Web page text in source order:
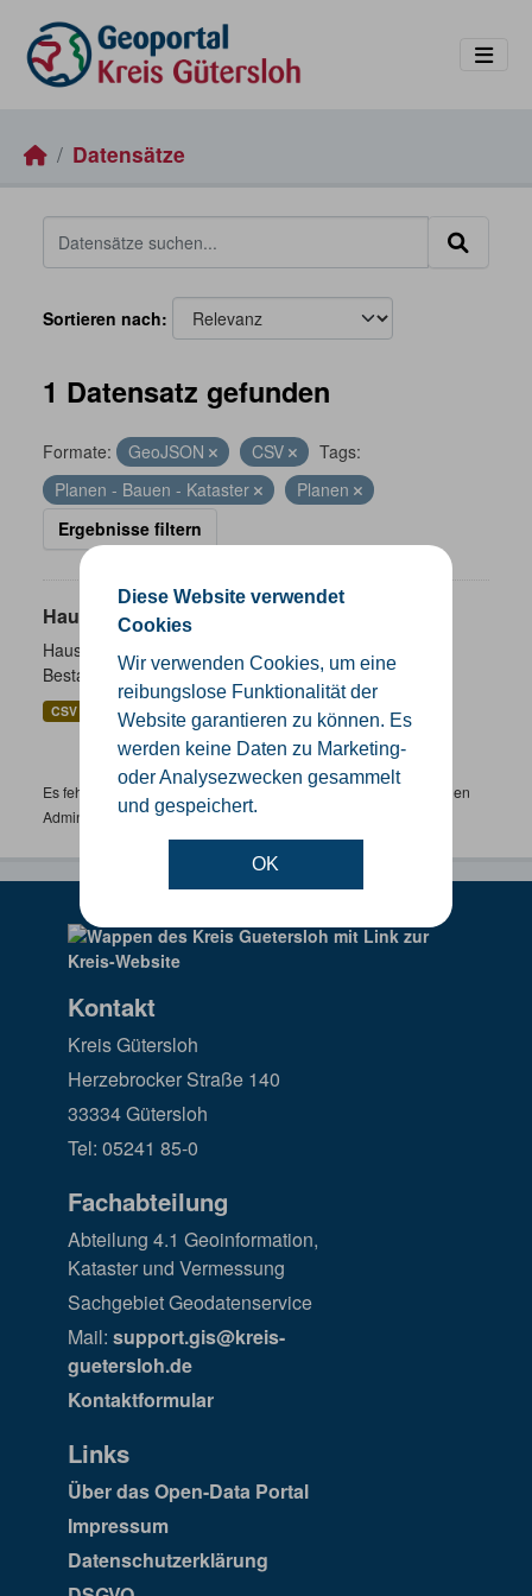
Diese Website verwendet
Cookies
Wir verwenden Cookies, um eine
reibungslose Funktionalität der
Website garantieren zu können. Es
werden keine Daten zu Marketing-
oder Analysezwecken gesammelt
und gespeichert.
OK
Datensätze
Sortieren nach
1 Datensatz gefunden
Formate: GeoJSON CSV
Tags:
Planen - Bauen - Kataster
Planen
Ergebnisse filtern
Hausnummernkoordinaten
Hausnummernkoordinaten abgeleitet aus dem ALKIS-
Bestand
CSV GeoJSON
Es fehlen spezifische Datensätze? Wenden Sie sich bitte an einen
Administrator unter:support.gis@kreis-guetersloh.de
Kontakt
Kreis Gütersloh
Herzebrocker Straße 140
33334 Gütersloh
Tel: 05241 85-0
Fachabteilung
Abteilung 4.1 Geoinformation,
Kataster und Vermessung
Sachgebiet Geodatenservice
Mail: support.gis@kreis-
guetersloh.de
Kontaktformular
Links
Über das Open-Data Portal
Impressum
Datenschutzerklärung